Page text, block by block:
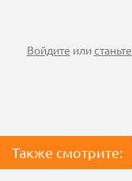
Войдите или
Также смотрите: